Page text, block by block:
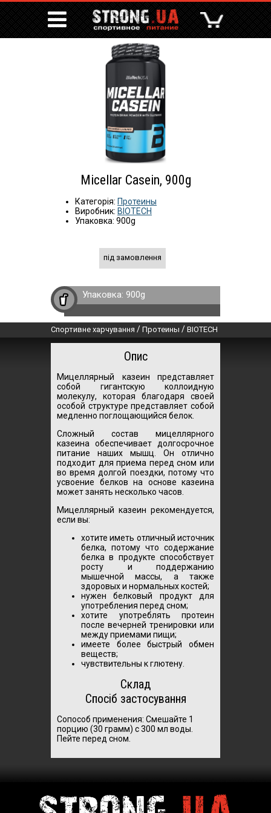
Micellar Casein, 900g
Категорія: Протеины
Виробник: BIOTECH
Упаковка: 900g
під замовлення
Упаковка: 900g
Спортивне харчування / Протеины / BIOTECH
Опис
Мицеллярный казеин представляет
собой гигантскую коллоидную
молекулу, которая благодаря своей
особой структуре представляет собой
медленно поглощающийся белок.
Сложный состав мицеллярного
казеина обеспечивает долгосрочное
питание наших мышц. Он отлично
подходит для приема перед сном или
во время долгой поездки, потому что
усвоение белков на основе казеина
может занять несколько часов.
Мицеллярный казеин рекомендуется,
если вы:
хотите иметь отличный источник
белка, потому что содержание
белка в продукте способствует
росту и поддержанию
мышечной массы, а также
здоровых и нормальных костей;
нужен белковый продукт для
употребления перед сном;
хотите употреблять протеин
после вечерней тренировки или
между приемами пищи;
имеете более быстрый обмен
веществ;
чувствительны к глютену.
Склад
Спосіб застосування
Сопособ применения: Смешайте 1
порцию (30 грамм) с 300 мл воды.
Пейте перед сном.